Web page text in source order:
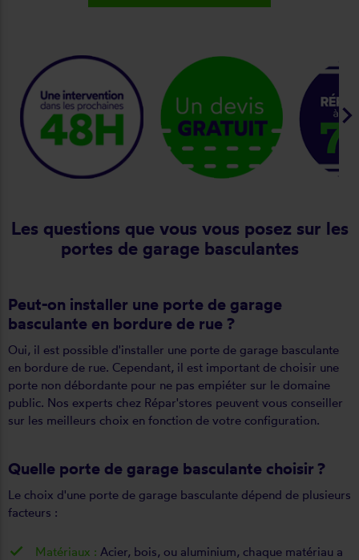
Les questions que vous vous posez sur les
portes de garage basculantes
Peut-on installer une porte de garage
basculante en bordure de rue ?
Oui, il est possible d'installer une porte de garage basculante
en bordure de rue. Cependant, il est important de choisir une
porte non débordante pour ne pas empiéter sur le domaine
public. Nos experts chez Répar'stores peuvent vous conseiller
sur les meilleurs choix en fonction de votre configuration.
Quelle porte de garage basculante choisir ?
Le choix d'une porte de garage basculante dépend de plusieurs
facteurs :
Matériaux : Acier, bois, ou aluminium, chaque matériau a